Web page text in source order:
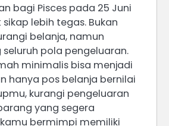
bagi Pisces pada 25 Juni
lebih tegas. Bukan
belanja, namun
pola pengeluaran.
minimalis bisa menjadi
hanya pos belanja bernilai
kurangi pengeluaran
yang segera
bermimpi memiliki